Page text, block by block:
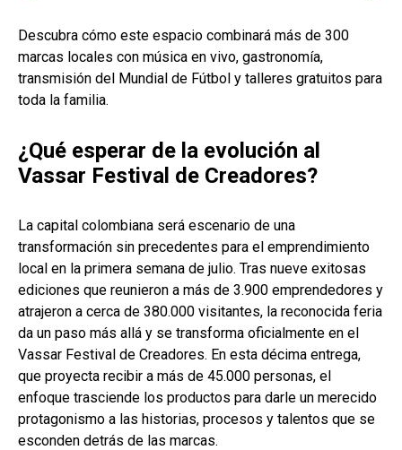
Descubra cómo este espacio combinará más de 300
marcas locales con música en vivo, gastronomía,
transmisión del Mundial de Fútbol y talleres gratuitos para
toda la familia.
¿Qué esperar de la evolución al
Vassar Festival de Creadores?
La capital colombiana será escenario de una
transformación sin precedentes para el emprendimiento
local en la primera semana de julio. Tras nueve exitosas
ediciones que reunieron a más de 3.900 emprendedores y
atrajeron a cerca de 380.000 visitantes, la reconocida feria
da un paso más allá y se transforma oficialmente en el
Vassar Festival de Creadores. En esta décima entrega,
que proyecta recibir a más de 45.000 personas, el
enfoque trasciende los productos para darle un merecido
protagonismo a las historias, procesos y talentos que se
esconden detrás de las marcas.